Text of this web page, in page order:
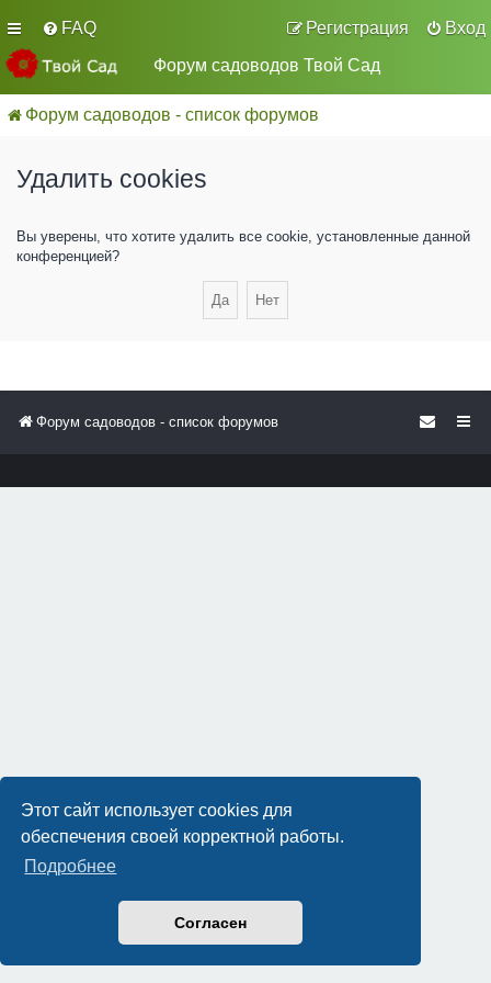
Этот сайт использует cookies для
обеспечения своей корректной работы.
Подробнее
Согласен
FAQ Вход
Регистрация
Форум садоводов Твой Сад
Форум садоводов - список форумов
Удалить cookies
Вы уверены, что хотите удалить все cookie, установленные данной
конференцией?
Форум садоводов - список форумов